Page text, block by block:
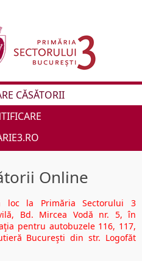
CĂSĂTORII
Online
loc la Primăria Sectorului 3
Bd. Mircea Vodă nr. 5, în
pentru autobuzele 116, 117,
Bucureşti din str. Logofăt